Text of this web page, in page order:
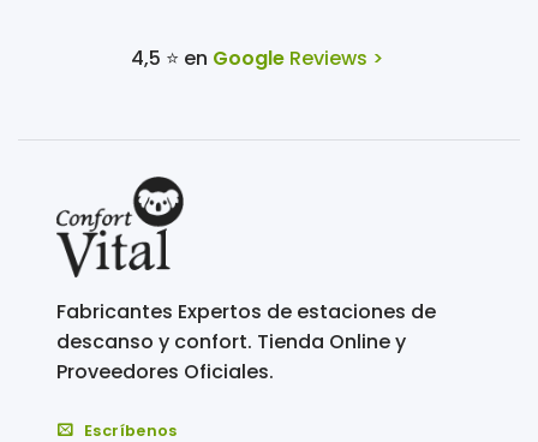
4,5 ⭐ en Google Reviews >
Fabricantes Expertos de estaciones de
descanso y confort. Tienda Online y
Proveedores Oficiales.
Escríbenos